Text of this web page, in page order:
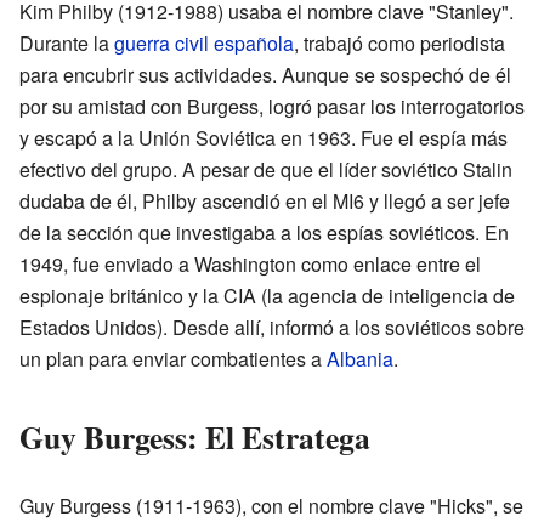
Kim Philby (1912-1988) usaba el nombre clave "Stanley".
Durante laguerra civil española, trabajó como periodista
para encubrir sus actividades. Aunque se sospechó de él
por su amistad con Burgess, logró pasar los interrogatorios
y escapó a la Unión Soviética en 1963. Fue el espía más
efectivo del grupo. A pesar de que el líder soviético Stalin
dudaba de él, Philby ascendió en el MI6 y llegó a ser jefe
de la sección que investigaba a los espías soviéticos. En
1949, fue enviado a Washington como enlace entre el
espionaje británico y la CIA (la agencia de inteligencia de
Estados Unidos). Desde allí, informó a los soviéticos sobre
un plan para enviar combatientes aAlbania.
Guy Burgess: El Estratega
Guy Burgess (1911-1963), con el nombre clave "Hicks", se